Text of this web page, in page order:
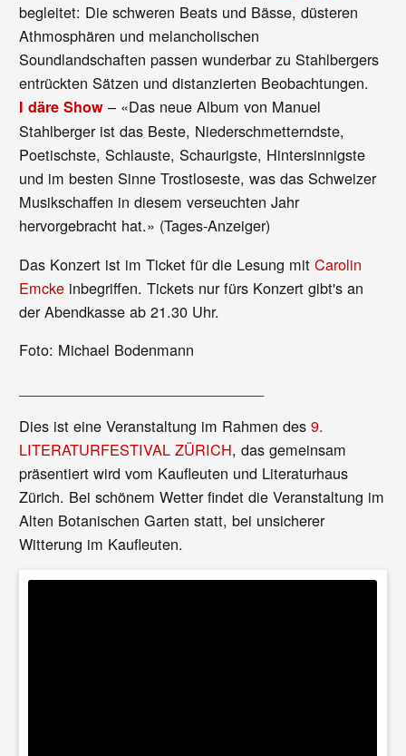
begleitet: Die schweren Beats und Bässe, düsteren
Athmosphären und melancholischen
Soundlandschaften passen wunderbar zu Stahlbergers
entrückten Sätzen und distanzierten Beobachtungen.
I däre Show – «Das neue Album von Manuel
Stahlberger ist das Beste, Niederschmetterndste,
Poetischste, Schlauste, Schaurigste, Hintersinnigste
und im besten Sinne Trostloseste, was das Schweizer
Musikschaffen in diesem verseuchten Jahr
hervorgebracht hat.» (Tages-Anzeiger)
Das Konzert ist im Ticket für die Lesung mitCarolin
Emcke inbegriffen. Tickets nur fürs Konzert gibt's an
der Abendkasse ab 21.30 Uhr.
Foto: Michael Bodenmann
Dies ist eine Veranstaltung im Rahmen des9.
LITERATURFESTIVAL ZÜRICH, das gemeinsam
präsentiert wird vom Kaufleuten und Literaturhaus
Zürich. Bei schönem Wetter findet die Veranstaltung im
Alten Botanischen Garten statt, bei unsicherer
Witterung im Kaufleuten.